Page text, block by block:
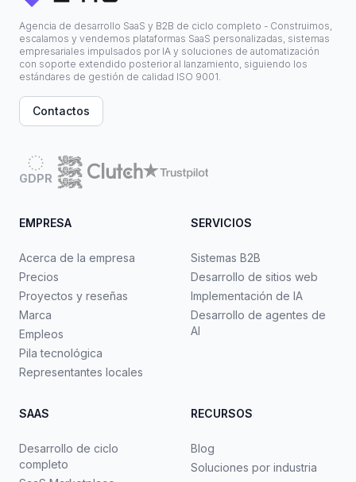
Agencia de desarrollo SaaS y B2B de ciclo completo - Construimos,
escalamos y vendemos plataformas SaaS personalizadas, sistemas
empresariales impulsados por IA y soluciones de automatización
con soporte extendido posterior al lanzamiento, siguiendo los
estándares de gestión de calidad ISO 9001.
Contactos
GDPR
EMPRESA
Acerca de la empresa
Precios
Proyectos y reseñas
Marca
Empleos
Pila tecnológica
Representantes locales
SERVICIOS
Sistemas B2B
Desarrollo de sitios web
Implementación de IA
Desarrollo de agentes de
AI
SAAS
Desarrollo de ciclo
completo
RECURSOS
Blog
Soluciones por industria